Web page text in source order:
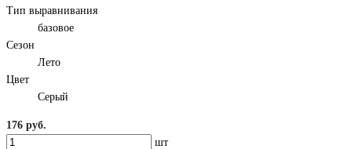
Тип выравнивания
базовое
Сезон
Лето
Цвет
Серый
176 руб.
шт